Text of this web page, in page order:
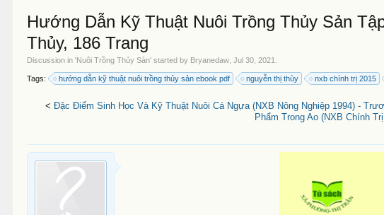
Hướng Dẫn Kỹ Thuật Nuôi Trồng Thủy Sản
Thủy, 186 Trang
Discussion in 'Nuôi Trồng Thủy Sản' started by Bryanedaw ,Jul 30, 2021
Tags: hướng dẫn kỹ thuật nuôi trồng thủy sản ebook pdf nguyễn thị thùy nxb chính trị 2015
< Đặc Điểm Sinh Học Và Kỹ Thuật Nuôi Cá Ngựa (NXB Nông Nghiệp 1994) -
Phẩm Trong Ao (NXB Chính